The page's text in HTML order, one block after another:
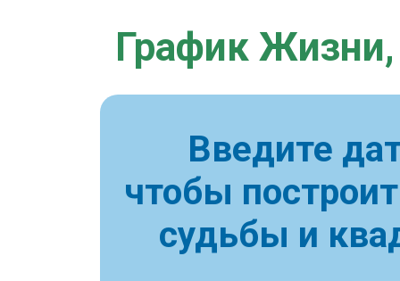
График Жизни,
Введите
чтобы
судьбы и